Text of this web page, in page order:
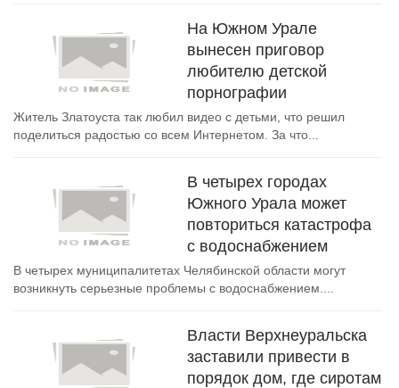
На Южном Урале
вынесен приговор
любителю детской
порнографии
Житель Златоуста так любил видео с детьми, что решил
поделиться радостью со всем Интернетом. За что...
В четырех городах
Южного Урала может
повториться катастрофа
с водоснабжением
В четырех муниципалитетах Челябинской области могут
возникнуть серьезные проблемы с водоснабжением....
Власти Верхнеуральска
заставили привести в
порядок дом, где сиротам